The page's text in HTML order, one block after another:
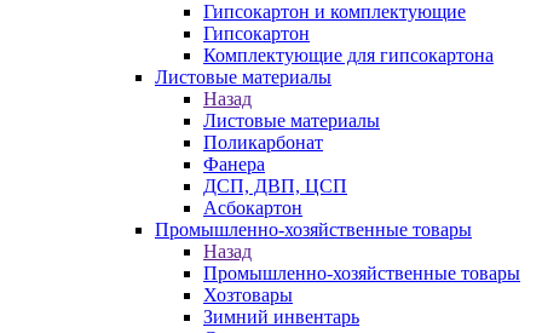
Гипсокартон и комплектующие
Гипсокартон
Комплектующие для гипсокартона
Листовые материалы
Назад
Листовые материалы
Поликарбонат
Фанера
ДСП, ДВП, ЦСП
Асбокартон
Промышленно-хозяйственные товары
Назад
Промышленно-хозяйственные товары
Хозтовары
Зимний инвентарь